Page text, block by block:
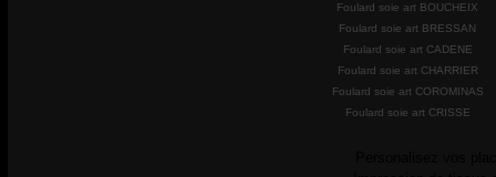
Foulard soie art BOUCHEIX
Foulard soie art BRESSAN
Foulard soie art CADENE
Foulard soie art CHARRIER
Foulard soie art COROMINAS
Foulard soie art CRISSE